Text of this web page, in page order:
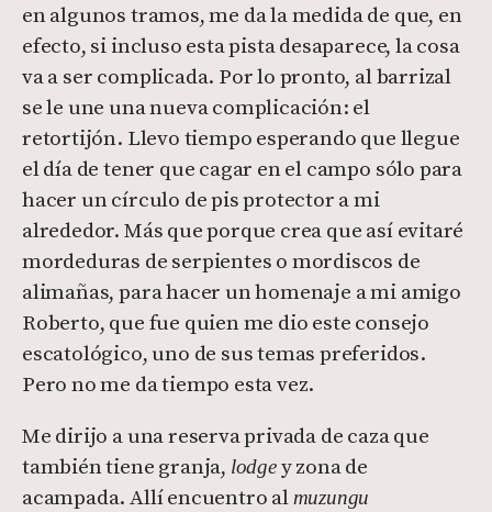
en algunos tramos, me da la medida de que, en
efecto, si incluso esta pista desaparece, la cosa
va a ser complicada. Por lo pronto, al barrizal
se le une una nueva complicación: el
retortijón. Llevo tiempo esperando que llegue
el día de tener que cagar en el campo sólo para
hacer un círculo de pis protector a mi
alrededor. Más que porque crea que así evitaré
mordeduras de serpientes o mordiscos de
alimañas, para hacer un homenaje a mi amigo
Roberto, que fue quien me dio este consejo
escatológico, uno de sus temas preferidos.
Pero no me da tiempo esta vez.
Me dirijo a una reserva privada de caza que
también tiene granja, lodgey zona de
acampada. Allí encuentro al muzungu